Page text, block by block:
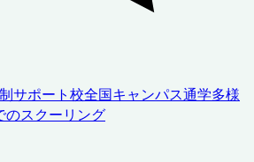
サポート校全国キャンパス通学多様
のスクーリング